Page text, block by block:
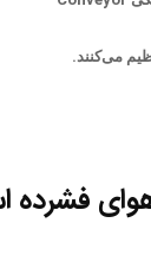
می‌کنند.
فشرده